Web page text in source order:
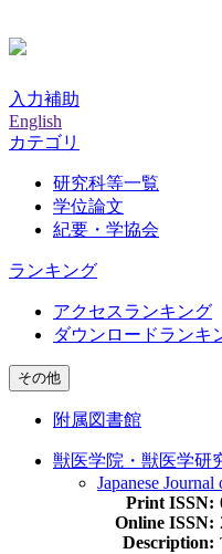
入力補助
English
カテゴリ
研究科等一覧
学位論文
紀要・学協会
ランキング
アクセスランキング
ダウンロードランキ
その他
附属図書館
獣医学院・獣医学研
Japanese
Print ISSN:
Online ISSN:
Description: